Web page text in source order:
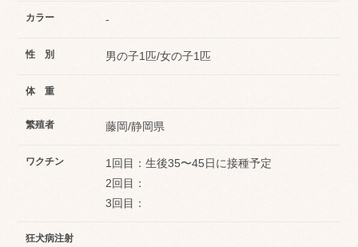
カラー -
性 別 男の子1匹/女の子1匹
体 重
繁殖者 藤岡/静岡県
ワクチン
1回目：生後35〜45日に接種予定
2回目：
3回目：
狂犬病注射